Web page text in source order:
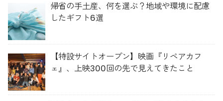
帰省の手土産、何を選ぶ？地域や環境に配慮
したギフト6選
【特設サイトオープン】映画『リペアカフ
ェ』、上映300回の先で見えてきたこと